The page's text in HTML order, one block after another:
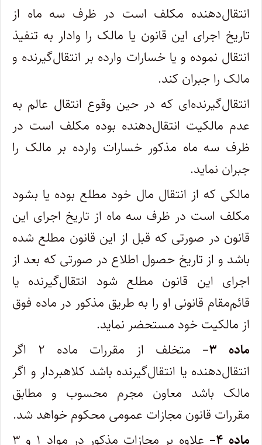
انتقال‌دهنده مکلف است در ظرف سه ماه از
تاریخ اجرای این قانون یا مالک را وادار به تنفیذ
انتقال نموده و یا خسارات وارده بر انتقال‌گیرنده و
مالک را جبران کند.
انتقال‌گیرنده‌ای که در حین وقوع انتقال عالم به
عدم مالکیت انتقال‌دهنده بوده مکلف است در
ظرف سه ماه مذکور خسارات وارده بر مالک را
جبران نماید.
مالکی که از انتقال مال خود مطلع بوده یا بشود
مکلف است در ظرف سه ماه از تاریخ اجرای این
قانون در صورتی که قبل از این قانون مطلع شده
باشد و از تاریخ حصول اطلاع در صورتی که بعد از
اجرای این قانون مطلع شود انتقال‌گیرنده یا
قائم‌مقام قانونی او را به طریق مذکور در ماده فوق
از مالکیت خود مستحضر نماید.
ماده ۳
– متخلف از مقررات ماده ۲ اگر
انتقال‌دهنده یا انتقال‌گیرنده باشد کلاهبردار و اگر
مالک باشد معاون مجرم محسوب و مطابق
مقررات قانون مجازات عمومی محکوم خواهد شد.
ماده ۴
– علاوه بر مجازات مذکور در مواد ۱ و ۳